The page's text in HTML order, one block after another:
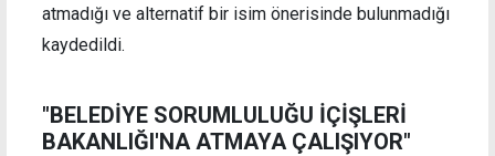
atmadığı ve alternatif bir isim önerisinde bulunmadığı
kaydedildi.
"BELEDİYE SORUMLULUĞU İÇİŞLERİ
BAKANLIĞI'NA ATMAYA ÇALIŞIYOR"